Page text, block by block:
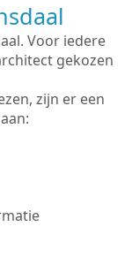
Voor iedere
gekozen
zijn er een